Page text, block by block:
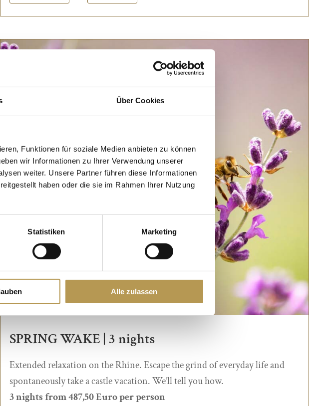
Über Cookies
Funktionen für soziale Medien anbieten zu können
wir Informationen zu Ihrer Verwendung unserer
weiter. Unsere Partner führen diese Informationen
haben oder die sie im Rahmen Ihrer Nutzung
Statistiken Marketing
Alle zulassen
SPRING WAKE | 3 nights
Extended relaxation on the Rhine. Escape the grind of everyday life and
spontaneously take a castle vacation. We’ll tell you how.
3 nights from 487,50 Euro per person